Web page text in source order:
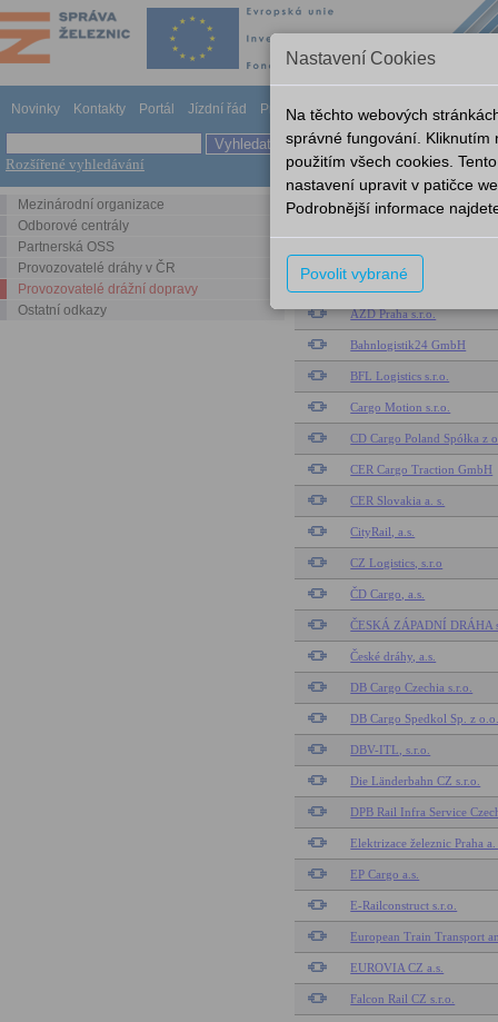
Novinky Kontakty Portál Jízdní řád Provozování dráhy Odkazy
Rozšířené vyhledávání
Mezinárodní organizace
Odborové centrály
Partnerská OSS
Provozovatelé dráhy v ČR
Provozovatelé drážní dopravy
Ostatní odkazy
Provozovatelé drážní dopravy
ARRIVA vlaky s.r.o.
AŽD Praha s.r.o.
Bahnlogistik24 GmbH
BFL Logistics s.r.o.
Cargo Motion s.r.o.
CD Cargo Poland Spółka z
CER Cargo Traction GmbH
CER Slovakia a. s.
CityRail, a.s.
CZ Logistics, s.r.o
ČD Cargo, a.s.
ČESKÁ ZÁPADNÍ DRÁHA
České dráhy, a.s.
DB Cargo Czechia s.r.o.
DB Cargo Spedkol Sp. z
DBV-ITL, s.r.o.
Die Länderbahn CZ s.r.o.
DPB Rail Infra Service
Elektrizace železnic Praha a.
EP Cargo a.s.
E-Railconstruct s.r.o.
European Train Transport
EUROVIA CZ a.s.
Falcon Rail CZ s.r.o.
Nastavení Cookies
Na těchto webových
správné fungování. Kliknutím
použitím všech cookies.
nastavení upravit v patičce
Podrobnější informace
Povolit vybrané